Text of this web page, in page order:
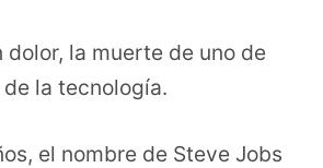
dolor, la muerte de uno de
la tecnología.
el nombre de Steve Jobs